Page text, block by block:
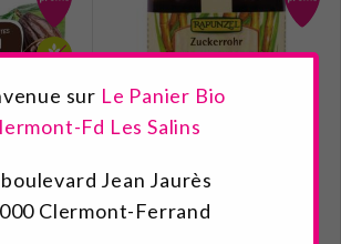
2,79 €
sur Le Panier Bio
Fd Les Salins
Jean Jaurès
Clermont-Ferrand